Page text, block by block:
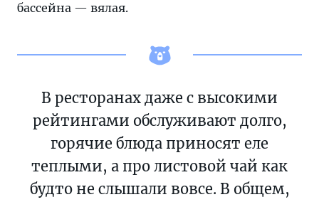
бассейна — вялая.
В ресторанах даже с высокими
рейтингами обслуживают долго,
горячие блюда приносят еле
теплыми, а про листовой чай как
будто не слышали вовсе. В общем,